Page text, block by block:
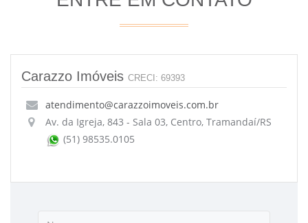
Carazzo Imóveis CRECI: 69393
atendimento@carazzoimoveis.com.br
Av. da Igreja, 843 - Sala 03, Centro, Tramandaí/RS
(51) 98535.0105